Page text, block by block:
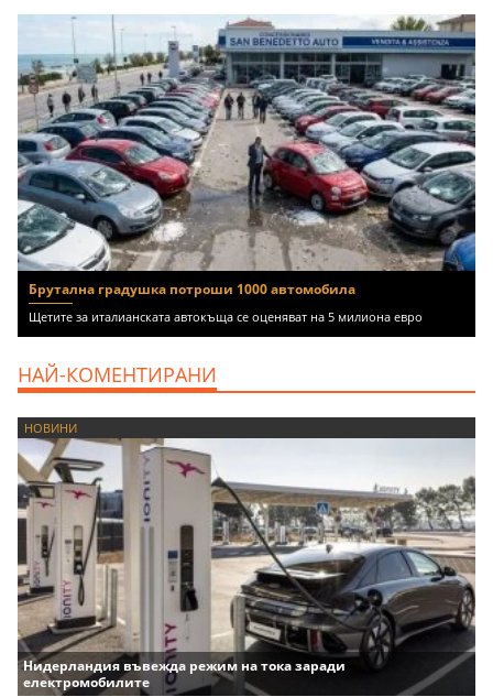
Брутална градушка потроши 1000 автомобила
Щетите за италианската автокъща се оценяват на 5 милиона евро
НАЙ-КОМЕНТИРАНИ
НОВИНИ
Нидерландия въвежда режим на тока заради
електромобилите